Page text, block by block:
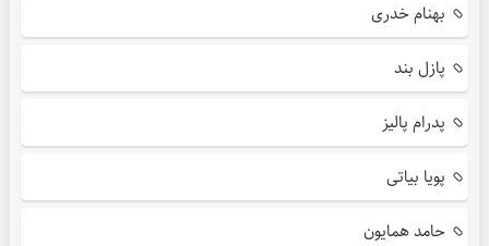
بهنام خدری
پازل بند
پدرام پالیز
پویا بیاتی
حامد همایون